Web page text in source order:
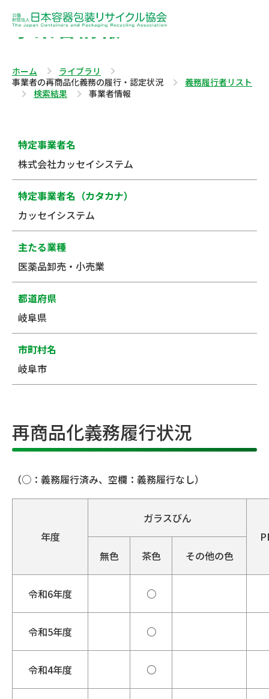
事業者情報
ホーム
ライブラリ
事業者の再商品化義務の履行・認定状況
義務履行者リスト
検索結果
事業者情報
特定事業者名
株式会社カッセイシステム
特定事業者名（カタカナ）
カッセイシステム
主たる業種
医薬品卸売・小売業
都道府県
岐阜県
市町村名
岐阜市
再商品化義務履行状況
（○：義務履行済み、空欄：義務履行なし）
年度
ガラスびん
無色
茶色 その他の色
令和6年度 ○
令和5年度 ○
令和4年度 ○